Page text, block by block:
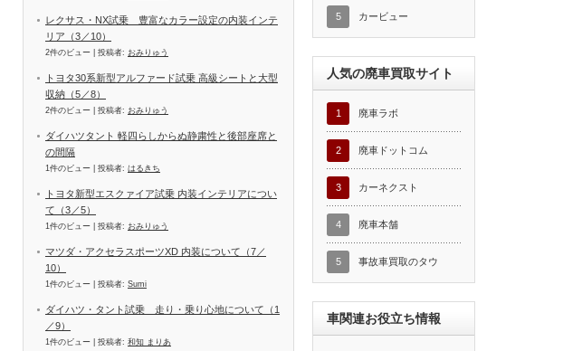
レクサス・NX試乗 豊富なカラー設定の内装インテ
リア（3／10）
2件のビュー 投稿者: おみりゅう
トヨタ30系新型アルファード試乗 高級シートと大型
収納（5／8）
2件のビュー 投稿者: おみりゅう
ダイハツタント 軽四らしからぬ静粛性と後部座席と
の間隔
1件のビュー 投稿者: はるきち
トヨタ新型エスクァイア試乗 内装インテリアについ
て（3／5）
1件のビュー 投稿者: おみりゅう
マツダ・アクセラスポーツXD 内装について（7／
10）
1件のビュー 投稿者: Sumi
ダイハツ・タント試乗 走り・乗り心地について（1
／9）
1件のビュー 投稿者: 和知 まりあ
5 カービュー
人気の廃車買取サイト
1 廃車ラボ
2 廃車ドットコム
3 カーネクスト
4 廃車本舗
5 事故車買取のタウ
車関連お役立ち情報